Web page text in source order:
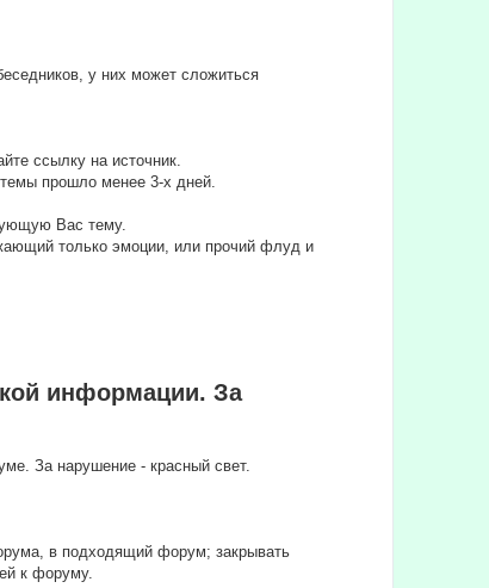
у них может сложиться
ссылку на источник.
прошло менее 3-х дней.
Вас тему.
только эмоции, или прочий флуд и
информации. За
За нарушение - красный свет.
в подходящий форум; закрывать
к форуму.